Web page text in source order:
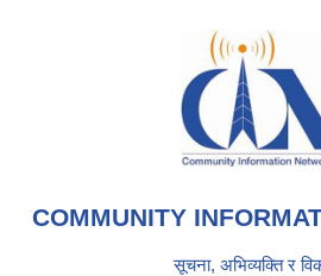
COMMUNITY
सूचना, अभिव्यक्ति र